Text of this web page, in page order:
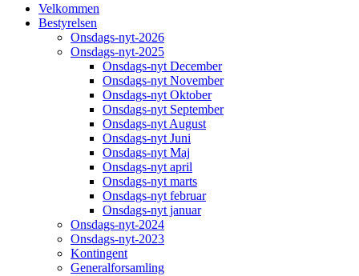
Velkommen
Bestyrelsen
Onsdags-nyt-2026
Onsdags-nyt-2025
Onsdags-nyt December
Onsdags-nyt November
Onsdags-nyt Oktober
Onsdags-nyt September
Onsdags-nyt August
Onsdags-nyt Juni
Onsdags-nyt Maj
Onsdags-nyt april
Onsdags-nyt marts
Onsdags-nyt februar
Onsdags-nyt januar
Onsdags-nyt-2024
Onsdags-nyt-2023
Kontingent
Generalforsamling